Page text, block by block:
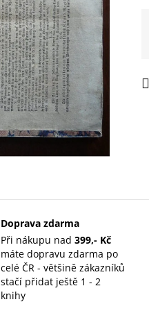
Doprava zdarma
Při nákupu nad 399,- Kč
máte dopravu zdarma po
celé ČR - většině zákazníků
stačí přidat ještě 1 - 2
knihy